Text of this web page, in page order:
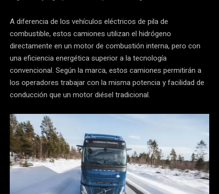
A diferencia de los vehículos eléctricos de pila de
combustible, estos camiones utilizan el hidrógeno
directamente en un motor de combustión interna, pero con
una eficiencia energética superior a la tecnología
convencional. Según la marca, estos camiones permitirán a
los operadores trabajar con la misma potencia y facilidad de
conducción que un motor diésel tradicional.